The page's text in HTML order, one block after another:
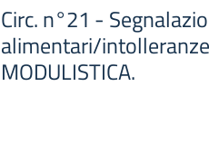
Circ. n°21 -
alimentari/
MODULISTICA.